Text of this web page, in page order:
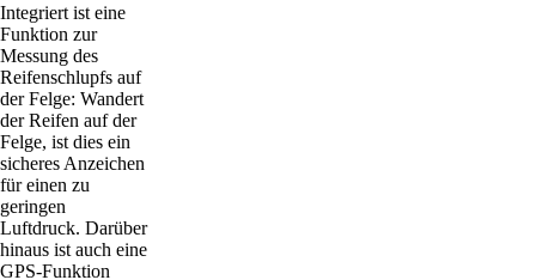
Integriert ist eine
Funktion zur
Messung des
Reifenschlupfs auf
der Felge: Wandert
der Reifen auf der
Felge, ist dies ein
sicheres Anzeichen
für einen zu
geringen
Luftdruck. Darüber
hinaus ist auch eine
GPS-Funktion